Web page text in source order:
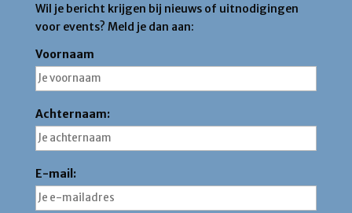
Wil je bericht krijgen bij nieuws of uitnodigingen
voor events? Meld je dan aan:
Voornaam
Achternaam:
E-mail: